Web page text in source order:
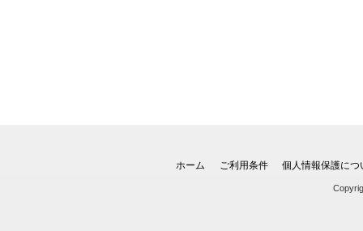
ホーム ご利用条件 個人情報保護につ